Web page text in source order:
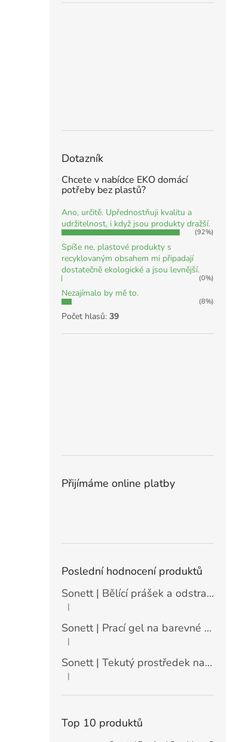
Dotazník
Chcete v nabídce EKO domácí
potřeby bez plastů?
Ano, určitě. Upřednostňuji kvalitu a
udržitelnost, i když jsou produkty dražší.
(92%)
Spíše ne, plastové produkty s
recyklovaným obsahem mi připadají
dostatečně ekologické a jsou levnější.
(0%)
Nezajímalo by mě to.
(8%)
Počet hlasů: 39
Přijímáme online platby
Poslední hodnocení produktů
Sonett | Bělící prášek a odstraňovač skvrn - 900 g
Hodnocení produktu je 5 z 5 hvězdiček.
|
Sonett | Prací gel na barevné prádlo máta a citrón - 10 l
Hodnocení produktu je 5 z 5 hvězdiček.
|
Sonett | Tekutý prostředek na nádobí Sensitive - 10 l
Hodnocení produktu je 5 z 5 hvězdiček.
|
Top 10 produktů